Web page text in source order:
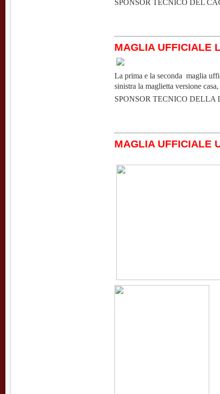
SPONSOR TECNICO DEL
MAGLIA UFFICIALE
La prima e la seconda maglia
sinistra la maglietta versione
SPONSOR TECNICO
MAGLIA UFFICIALE